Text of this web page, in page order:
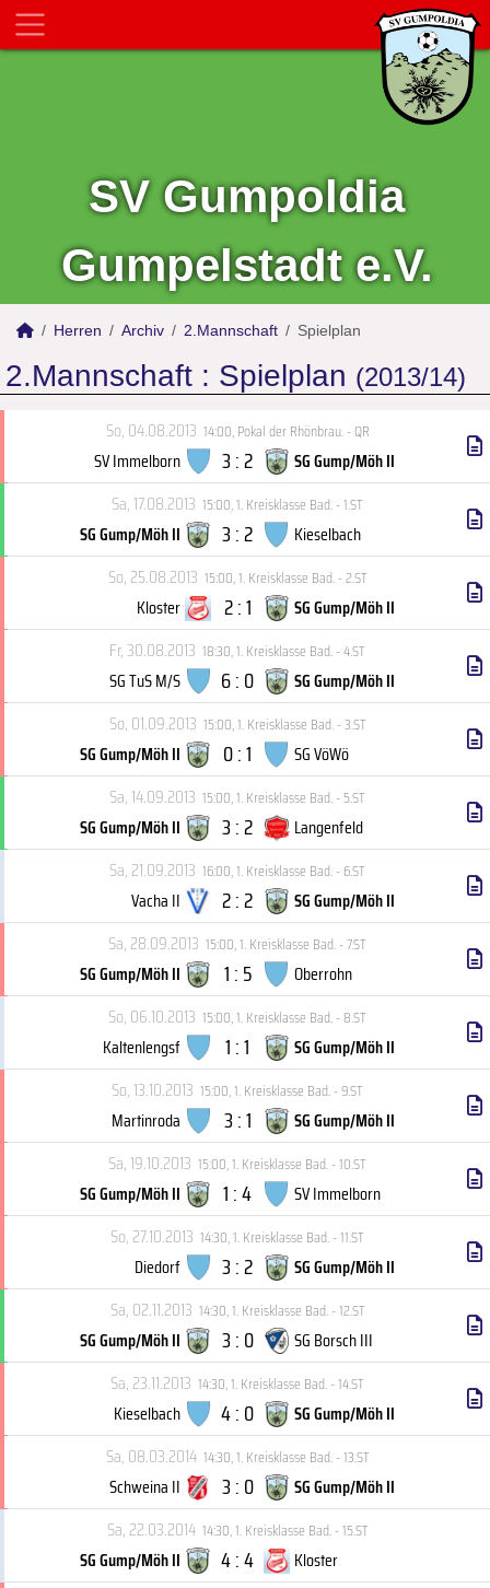
SV Gumpoldia
Gumpelstadt e.V.
Herren Archiv 2.Mannschaft Spielplan
2.Mannschaft : Spielplan (2013/14)
So, 04.08.2013 14:00,Pokal der Rhönbrau. - QR
SV Immelborn 3 : 2
SG Gump/Möh II
Sa, 17.08.2013 15:00,1. Kreisklasse Bad. - 1.ST
SG Gump/Möh II 3 : 2
Kieselbach
So, 25.08.2013 15:00,1. Kreisklasse Bad. - 2.ST
Kloster 2 : 1
SG Gump/Möh II
Fr, 30.08.2013 18:30,1. Kreisklasse Bad. - 4.ST
SG TuS M/S 6 : 0
SG Gump/Möh II
So, 01.09.2013 15:00,1. Kreisklasse Bad. - 3.ST
SG Gump/Möh II 0 : 1
SG VöWö
Sa, 14.09.2013 15:00,1. Kreisklasse Bad. - 5.ST
SG Gump/Möh II 3 : 2
Langenfeld
Sa, 21.09.2013 16:00,1. Kreisklasse Bad. - 6.ST
Vacha II 2 : 2
SG Gump/Möh II
Sa, 28.09.2013 15:00,1. Kreisklasse Bad. - 7.ST
SG Gump/Möh II 1 : 5
Oberrohn
So, 06.10.2013 15:00,1. Kreisklasse Bad. - 8.ST
Kaltenlengsf 1 : 1
SG Gump/Möh II
So, 13.10.2013 15:00,1. Kreisklasse Bad. - 9.ST
Martinroda 3 : 1
SG Gump/Möh II
Sa, 19.10.2013 15:00,1. Kreisklasse Bad. - 10.ST
SG Gump/Möh II 1 : 4
SV Immelborn
So, 27.10.2013 14:30,1. Kreisklasse Bad. - 11.ST
Diedorf 3 : 2
SG Gump/Möh II
Sa, 02.11.2013 14:30,1. Kreisklasse Bad. - 12.ST
SG Gump/Möh II 3 : 0
SG Borsch III
Sa, 23.11.2013 14:30,1. Kreisklasse Bad. - 14.ST
Kieselbach 4 : 0
SG Gump/Möh II
Sa, 08.03.2014 14:30,1. Kreisklasse Bad. - 13.ST
Schweina II 3 : 0
SG Gump/Möh II
Sa, 22.03.2014 14:30,1. Kreisklasse Bad. - 15.ST
SG Gump/Möh II 4 : 4
Kloster